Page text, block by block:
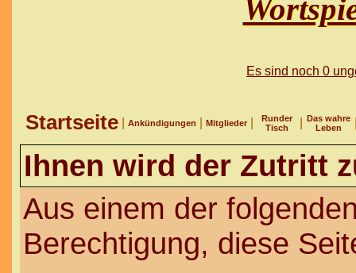
Es sind noch 0
Startseite Ankündigungen Mitglieder
Runder
Tisch
Das wahre
Leben
Ihnen wird der Zutritt
Aus einem der
Berechtigung, diese